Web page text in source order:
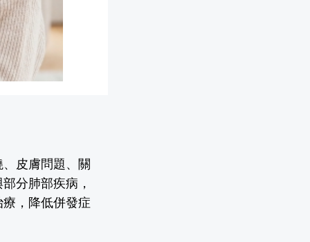
皮膚問題、關
分肺部疾病，
，降低併發症